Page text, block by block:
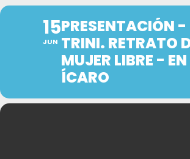
15
JUN
PRESENTACIÓN
TRINI. RETRATO
MUJER LIBRE -
ÍCARO